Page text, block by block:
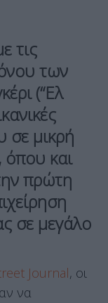
τις
των
(“Ελ
σε μικρή
, όπου και
πρώτη
σε μεγάλο
Journal, οι
να